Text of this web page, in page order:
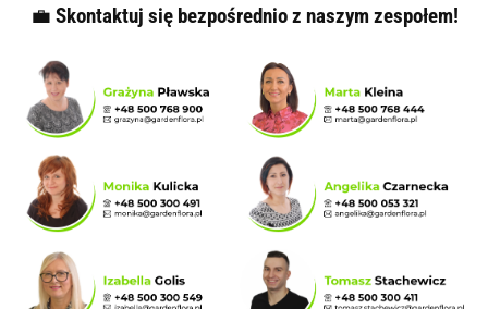
💼 Skontaktuj się bezpośrednio z naszym zespołem!